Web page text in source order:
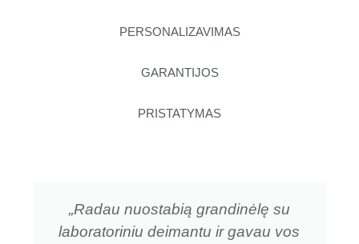
PERSONALIZAVIMAS
GARANTIJOS
PRISTATYMAS
„Radau nuostabią grandinėlę su
laboratoriniu deimantu ir gavau vos